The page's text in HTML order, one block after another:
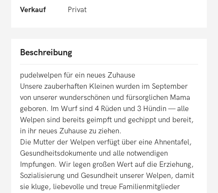
Verkauf
Privat
Beschreibung
pudelwelpen für ein neues Zuhause
Unsere zauberhaften Kleinen wurden im September
von unserer wunderschönen und fürsorglichen Mama
geboren. Im Wurf sind 4 Rüden und 3 Hündin — alle
Welpen sind bereits geimpft und gechippt und bereit,
in ihr neues Zuhause zu ziehen.
Die Mutter der Welpen verfügt über eine Ahnentafel,
Gesundheitsdokumente und alle notwendigen
Impfungen. Wir legen großen Wert auf die Erziehung,
Sozialisierung und Gesundheit unserer Welpen, damit
sie kluge, liebevolle und treue Familienmitglieder